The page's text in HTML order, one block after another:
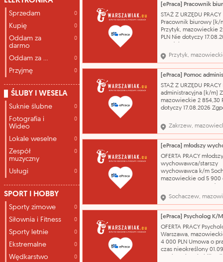
Sprzedam 0
Kupię 0
Oddam za
darmo
0
Oddam za ... 0
Przyjmę 0
ŚLUBY I WESELA
Suknie ślubne 0
Fotografia i
Wideo
0
Lokale weselne 0
Zespół
muzyczny
0
Usługi 0
SPORT I HOBBY
Sporty zimowe 0
Siłownia i Fitness 0
Sporty letnie 0
Ekstremalne 0
Wędkarstwo 0
zawód - Sprzedawca*
przez PUP Kontakt
Powiatowy Urząd Prac
STAŻ Z URZĘDU PRACY
Pracownik biurowy (k/
Przytyk, mazowieckie
PLN Nie dotyczy
wykształcenie - średnie
ogólnokształcące
Pracownik biurowy
przez PUP Kontakt
Powiatowy Urząd
483867136
Powiat
Przytyk,
STAŻ Z URZĘDU
administracyjna (k/m)
mazowieckie 2 854,30
dotyczy 17.08.2026
wykształcenie - średnie
ogólnokształcące
Pracownik biurowy
przez PUP Kontakt
Powiatowy Urząd
483867124
anowak@pupradom.pl
Zakrzew,
OFERTA PRACY młodszy
wychowawca/starszy
wychowawca k/m
mazowieckie od 5 900
zawiera dodatek
wynagrodzenia
stażowy Umowa o
okres próbny
Zapewnienie
terminowej realizacji
opiekuńczo-
Sochaczew,
[ePraca] Psycholog K/M
OFERTA PRACY
Warszawa,
4 000 PLN Umowa o
czas nieokreślony